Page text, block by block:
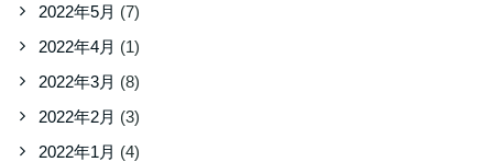
2022年5月 (7)
2022年4月 (1)
2022年3月 (8)
2022年2月 (3)
2022年1月 (4)